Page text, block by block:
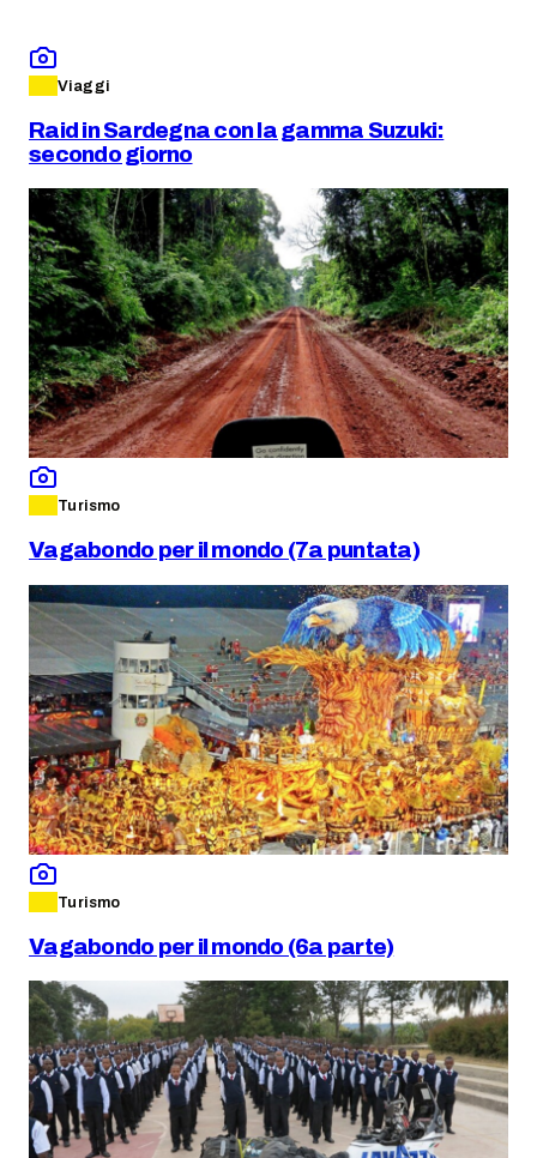
Viaggi
Raid in Sardegna con la gamma Suzuki:
secondo giorno
Turismo
Vagabondo per il mondo (7a puntata)
Turismo
Vagabondo per il mondo (6a parte)